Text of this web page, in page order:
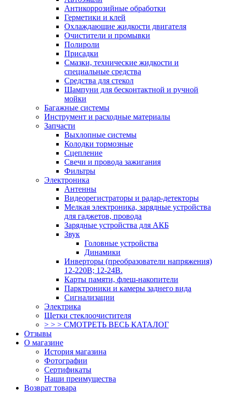
Антикоррозийные обработки
Герметики и клей
Охлаждающие жидкости двигателя
Очистители и промывки
Полироли
Присадки
Смазки, технические жидкости и
специальные средства
Средства для стекол
Шампуни для бесконтактной и ручной
мойки
Багажные системы
Инструмент и расходные материалы
Запчасти
Выхлопные системы
Колодки тормозные
Сцепление
Свечи и провода зажигания
Фильтры
Электроника
Антенны
Видеорегистраторы и радар-детекторы
Мелкая электроника, зарядные устройства
для гаджетов, провода
Зарядные устройства для АКБ
Звук
Головные устройства
Динамики
Инверторы (преобразователи напряжения)
12-220В; 12-24В.
Карты памяти, флеш-накопители
Парктроники и камеры заднего вида
Сигнализации
Электрика
Щетки стеклоочистителя
> > > СМОТРЕТЬ ВЕСЬ КАТАЛОГ
Отзывы
О магазине
История магазина
Фотографии
Сертификаты
Наши преимущества
Возврат товара